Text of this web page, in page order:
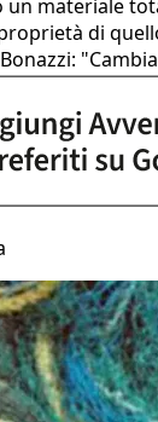
un materiale
di